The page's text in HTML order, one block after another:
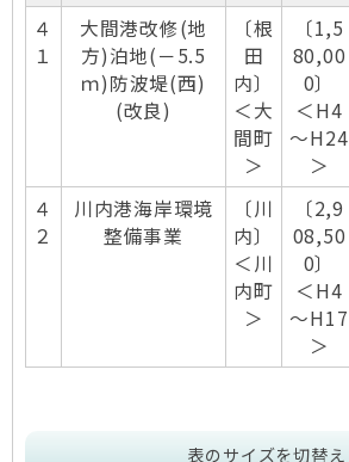
４
１
大間港改修(地
方)泊地(－5.5
ｍ)防波堤(西)
(改良)
〔根
田
内〕
＜大
間町
＞
〔1,5
80,00
0〕
＜H4
～H24
＞
４
２
川内港海岸環境
整備事業
〔川
内〕
＜川
内町
＞
〔2,9
08,50
0〕
＜H4
～H17
＞
表のサイズを切替え